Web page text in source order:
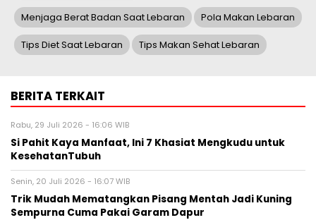
Menjaga Berat Badan Saat Lebaran Pola Makan Lebaran
Tips Diet Saat Lebaran Tips Makan Sehat Lebaran
BERITA TERKAIT
Rabu, 29 Juli 2026 - 16:06 WIB
Si Pahit Kaya Manfaat, Ini 7 Khasiat Mengkudu untuk
KesehatanTubuh
Senin, 20 Juli 2026 - 16:07 WIB
Trik Mudah Mematangkan Pisang Mentah Jadi Kuning
Sempurna Cuma Pakai Garam Dapur